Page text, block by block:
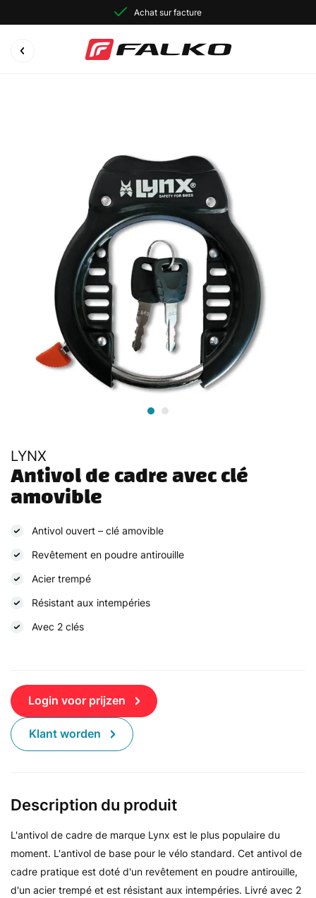
Achat sur facture
LYNX
Antivol de cadre avec clé
amovible
Antivol ouvert – clé amovible
Revêtement en poudre antirouille
Acier trempé
Résistant aux intempéries
Avec 2 clés
Login voor prijzen
Klant worden
Description du produit
L'antivol de cadre de marque Lynx est le plus populaire du
moment. L'antivol de base pour le vélo standard. Cet antivol de
cadre pratique est doté d'un revêtement en poudre antirouille,
d'un acier trempé et est résistant aux intempéries. Livré avec 2